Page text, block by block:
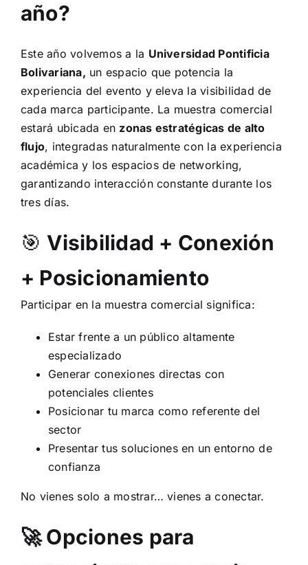
año?
Este año volvemos a la Universidad Pontificia
Bolivariana, un espacio que potencia la
experiencia del evento y eleva la visibilidad de
cada marca participante. La muestra comercial
estará ubicada en zonas estratégicas de alto
flujo, integradas naturalmente con la experiencia
académica y los espacios de networking,
garantizando interacción constante durante los
tres días.
🎯Visibilidad + Conexión
+ Posicionamiento
Participar en la muestra comercial significa:
Estar frente a un público altamente
especializado
Generar conexiones directas con
potenciales clientes
Posicionar tu marca como referente del
sector
Presentar tus soluciones en un entorno de
confianza
No vienes solo a mostrar… vienes a conectar.
🚀 Opciones para